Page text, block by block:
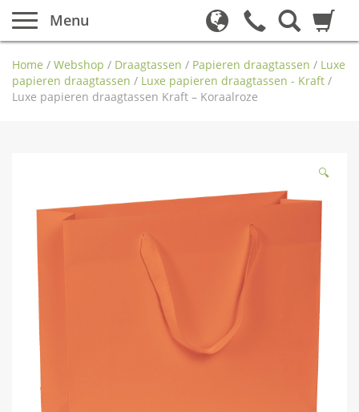
Menu
Home / Webshop / Draagtassen / Papieren draagtassen / Luxe
papieren draagtassen / Luxe papieren draagtassen - Kraft /
Luxe papieren draagtassen Kraft – Koraalroze
🔍